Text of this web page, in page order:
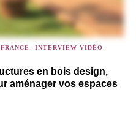
- INTERVIEW VIDÉO -
en bois design,
aménager vos espaces